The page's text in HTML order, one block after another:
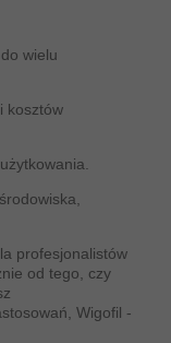
wielu
kosztów
profesjonalistów
od tego, czy
Wigofil -